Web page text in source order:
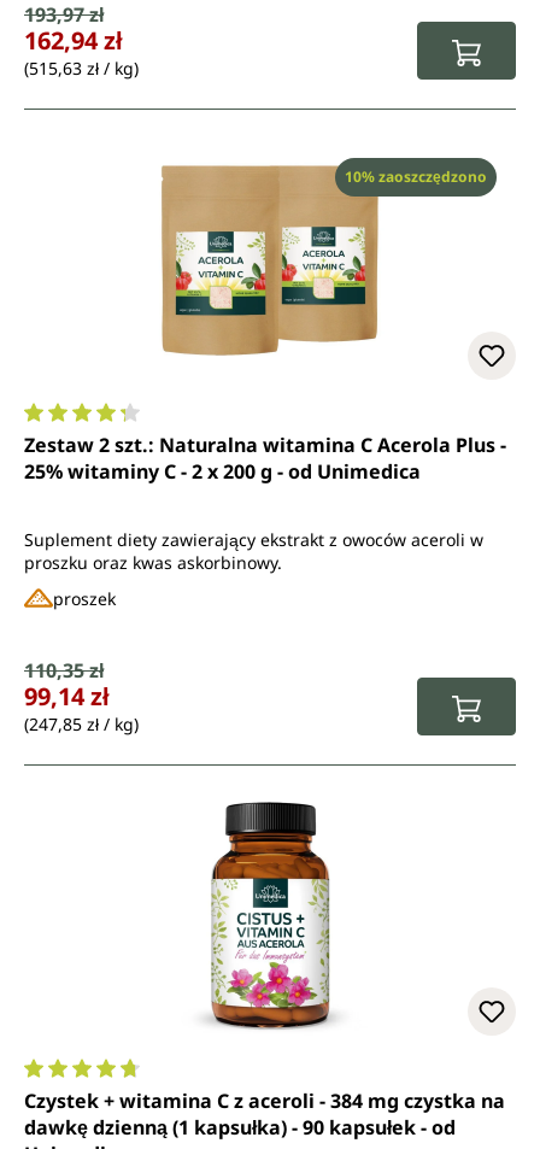
Cena sprzedaży:
Cena regularna:
193,97 zł
162,94 zł
(515,63 zł / kg)
Rabat
10% zaoszczędzono
Średnia ocena 4.3 z 5 gwiazdek
Zestaw 2 szt.: Naturalna witamina C Acerola Plus -
25% witaminy C - 2 x 200 g - od Unimedica
Suplement diety zawierający ekstrakt z owoców aceroli w
proszku oraz kwas askorbinowy.
proszek
Cena sprzedaży:
Cena regularna:
110,35 zł
99,14 zł
(247,85 zł / kg)
Średnia ocena 4.7 z 5 gwiazdek
Czystek + witamina C z aceroli - 384 mg czystka na
dawkę dzienną (1 kapsułka) - 90 kapsułek - od